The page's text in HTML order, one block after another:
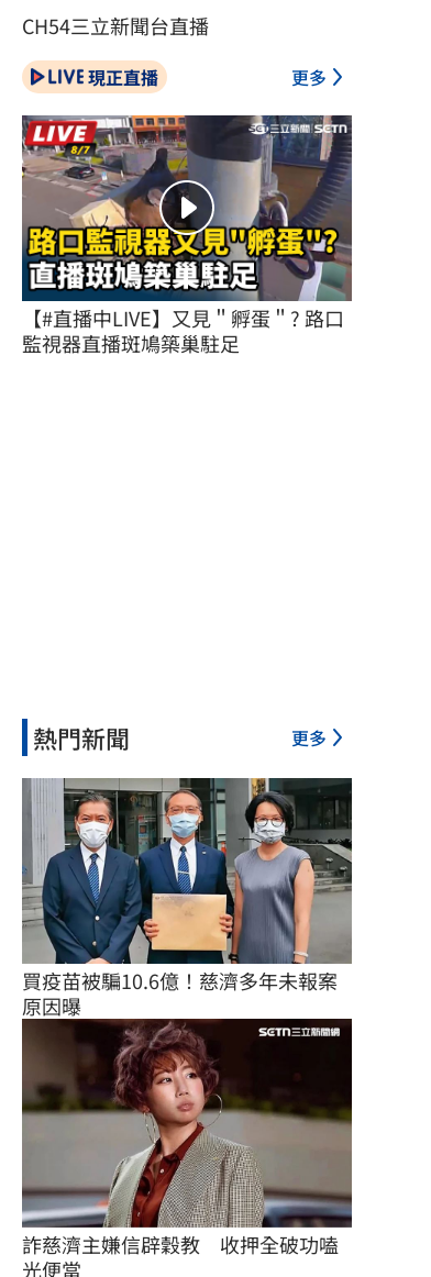
CH54三立新聞台直播
現正直播 更多
【#直播中LIVE】又見＂孵蛋＂? 路口
監視器直播斑鳩築巢駐足
熱門新聞 更多
買疫苗被騙10.6億！慈濟多年未報案
原因曝
詐慈濟主嫌信辟穀教　收押全破功嗑
光便當